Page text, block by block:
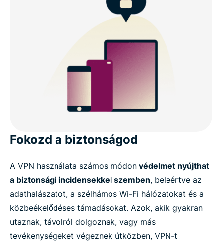
Fokozd a biztonságod
A VPN használata számos módon védelmet nyújthat
a biztonsági incidensekkel szemben, beleértve az
adathalászatot, a szélhámos Wi-Fi hálózatokat és a
közbeékelődéses támadásokat. Azok, akik gyakran
utaznak, távolról dolgoznak, vagy más
tevékenységeket végeznek útközben, VPN-t